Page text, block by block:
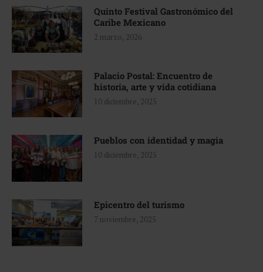
Quinto Festival Gastronómico del
Caribe Mexicano
2 marzo, 2026
Palacio Postal: Encuentro de
historia, arte y vida cotidiana
10 diciembre, 2025
Pueblos con identidad y magia
10 diciembre, 2025
Epicentro del turismo
7 noviembre, 2025